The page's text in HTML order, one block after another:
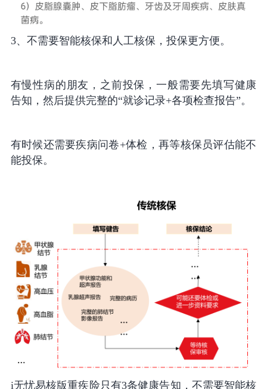
3、不需要智能核保和人工核保，投保更方便。
有慢性病的朋友，之前投保，一般需要先填写健康
告知，然后提供完整的“就诊记录+各项检查报告”。
有时候还需要疾病问卷+体检，再等核保员评估能不
能投保。
i无忧易核版重疾险只有3条健康告知，不需要智能核